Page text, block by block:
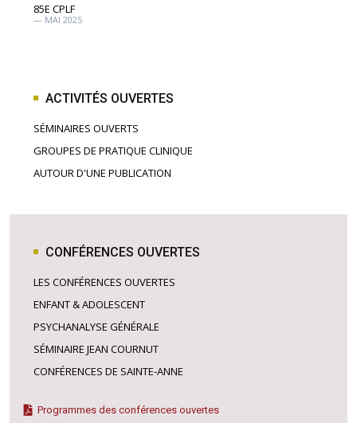
85E CPLF
— MAI 2025
ACTIVITÉS OUVERTES
SÉMINAIRES OUVERTS
GROUPES DE PRATIQUE CLINIQUE
AUTOUR D'UNE PUBLICATION
CONFÉRENCES OUVERTES
LES CONFÉRENCES OUVERTES
ENFANT & ADOLESCENT
PSYCHANALYSE GÉNÉRALE
SÉMINAIRE JEAN COURNUT
CONFÉRENCES DE SAINTE-ANNE
Programmes des conférences ouvertes